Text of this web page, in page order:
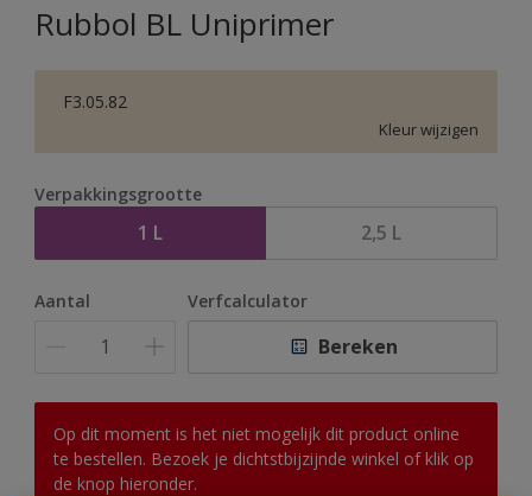
Rubbol BL Uniprimer
F3.05.82
Kleur wijzigen
Verpakkingsgrootte
1 L 2,5 L
Aantal Verfcalculator
Bereken
Op dit moment is het niet mogelijk dit product online
te bestellen. Bezoek je dichtstbijzijnde winkel of klik op
de knop hieronder.